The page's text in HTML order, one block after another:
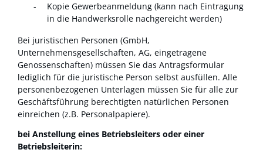
Kopie Gewerbeanmeldung (kann nach Eintragung
in die Handwerksrolle nachgereicht werden)
Bei juristischen Personen (GmbH,
Unternehmensgesellschaften, AG, eingetragene
Genossenschaften) müssen Sie das Antragsformular
lediglich für die juristische Person selbst ausfüllen. Alle
personenbezogenen Unterlagen müssen Sie für alle zur
Geschäftsführung berechtigten natürlichen Personen
einreichen (z.B. Personalpapiere).
bei Anstellung eines Betriebsleiters oder einer
Betriebsleiterin: